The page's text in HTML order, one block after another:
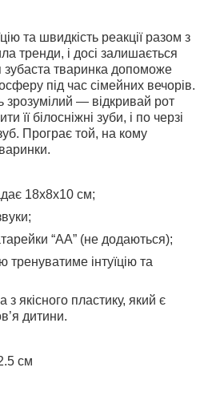
та швидкість реакції разом з
тренди, і досі залишається
тваринка допоможе
під час сімейних вечорів.
зрозумілий — відкривай рот
її білосніжні зуби, і по черзі
Програє той, на кому
18х8х10 см;
“АА” (не додаються);
тренуватиме інтуїцію та
з якісного пластику, який є
дитини.
см